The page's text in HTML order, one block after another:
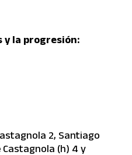
y la progresión:
2, Santiago
(h) 4 y